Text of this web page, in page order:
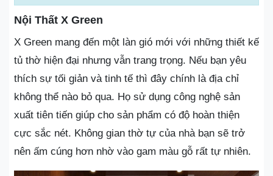
Nội Thất X Green
X Green mang đến một làn gió mới với những thiết kế
tủ thờ hiện đại nhưng vẫn trang trọng. Nếu bạn yêu
thích sự tối giản và tinh tế thì đây chính là địa chỉ
không thể nào bỏ qua. Họ sử dụng công nghệ sản
xuất tiên tiến giúp cho sản phẩm có độ hoàn thiện
cực sắc nét. Không gian thờ tự của nhà bạn sẽ trở
nên ấm cúng hơn nhờ vào gam màu gỗ rất tự nhiên.